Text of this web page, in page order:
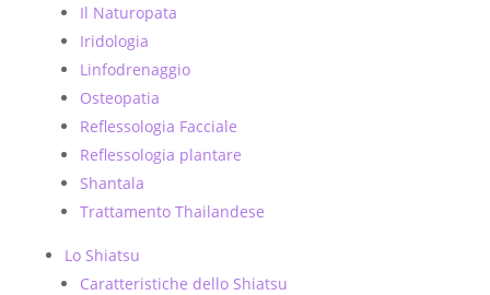
Il Naturopata
Iridologia
Linfodrenaggio
Osteopatia
Reflessologia Facciale
Reflessologia plantare
Shantala
Trattamento Thailandese
Lo Shiatsu
Caratteristiche dello Shiatsu